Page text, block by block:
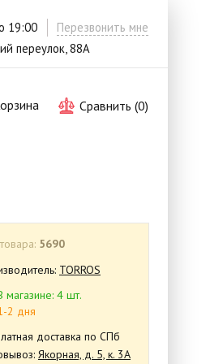
19:00
Перезвонить мне
переулок, 88А
Сравнить (0)
5690
TORROS
магазине: 4 шт.
2 дня
доставка по СПб
Якорная, д. 5, к. 3А